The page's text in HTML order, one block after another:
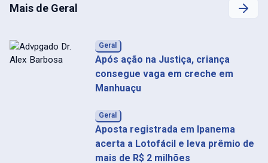
Mais de Geral
Geral
Após ação na Justiça, criança
consegue vaga em creche em
Manhuaçu
Geral
Aposta registrada em Ipanema
acerta a Lotofácil e leva prêmio de
mais de R$ 2 milhões